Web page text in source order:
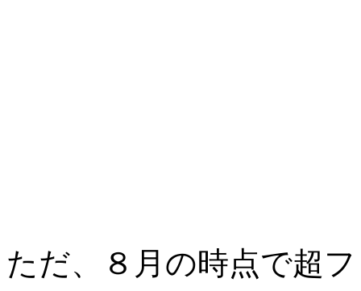
ただ、８月の時点で超